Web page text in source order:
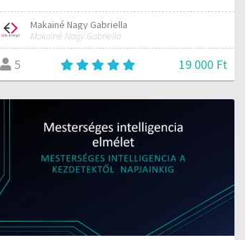
Makainé Nagy Gabriella
Makainé Nagy Gabriella
5 19 000 Ft